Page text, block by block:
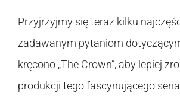
Przyjrzyjmy się teraz kilku
zadawanym pytaniom
kręcono „The Crown”, aby lepiej
produkcji tego fascynującego